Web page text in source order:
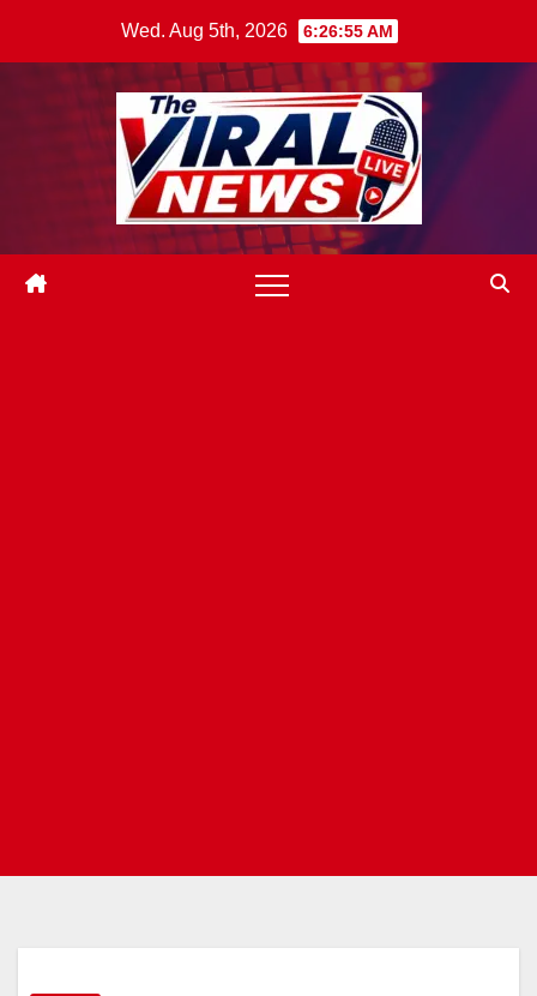
Wed. Aug 5th, 2026 6:26:57 AM